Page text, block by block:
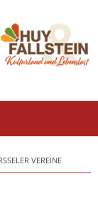
VEREINE